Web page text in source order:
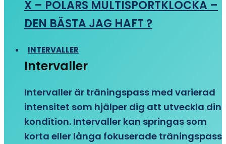
X – POLARS MULTISPORTKLOCKA –
DEN BÄSTA JAG HAFT ?
INTERVALLER
Intervaller
Intervaller är träningspass med varierad
intensitet som hjälper dig att utveckla din
kondition. Intervaller kan springas som
korta eller långa fokuserade träningspass